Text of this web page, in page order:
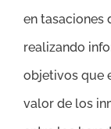
en tasaciones
realizando
objetivos que
valor de los